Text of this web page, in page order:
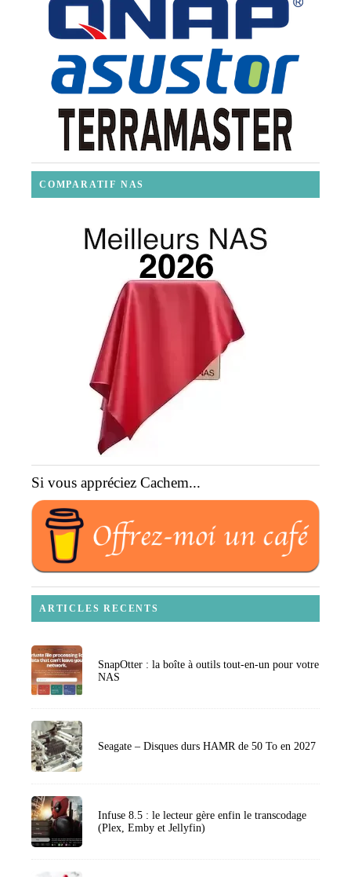
COMPARATIF NAS
Si vous appréciez Cachem...
ARTICLES RECENTS
SnapOtter : la boîte à outils tout-en-un pour votre
NAS
Seagate – Disques durs HAMR de 50 To en 2027
Infuse 8.5 : le lecteur gère enfin le transcodage
(Plex, Emby et Jellyfin)